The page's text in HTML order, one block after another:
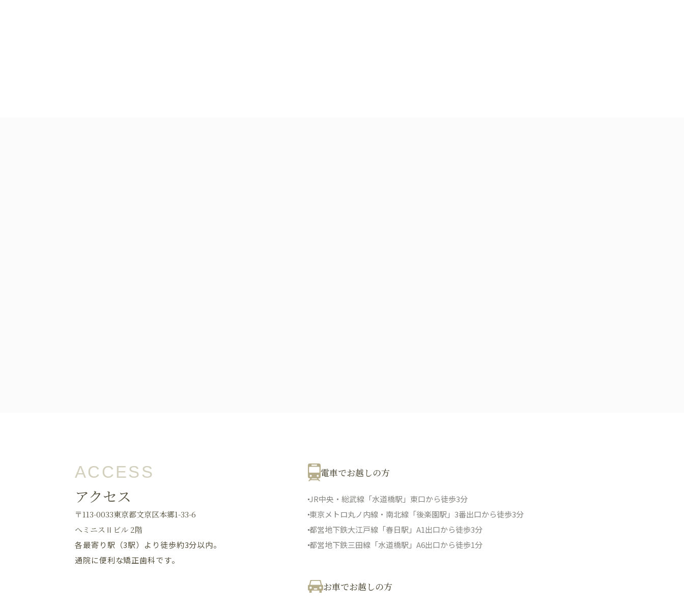
ACCESS
アクセス
〒113-0033東京都文京区本郷1-33-6
へミニスⅡビル 2階
各最寄り駅（3駅）より徒歩約3分以内。
通院に便利な矯正歯科です。
電車でお越しの方
JR中央・総武線「水道橋駅」東口から徒歩3分
東京メトロ丸ノ内線・南北線「後楽園駅」3番出口から徒歩3分
都営地下鉄大江戸線「春日駅」A1出口から徒歩3分
都営地下鉄三田線「水道橋駅」A6出口から徒歩1分
お車でお越しの方